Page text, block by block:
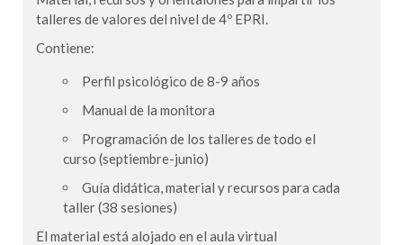
talleres de valores del nivel de 4º EPRI.
Contiene:
Perfil psicológico de 8-9 años
Manual de la monitora
Programación de los talleres de todo el
curso (septiembre-junio)
Guía didática, material y recursos para cada
taller (38 sesiones)
El material está alojado en el aula virtual